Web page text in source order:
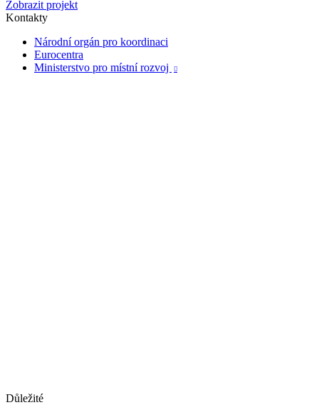
Zobrazit projekt
Kontakty
Národní orgán pro koordinaci
Eurocentra
Ministerstvo pro místní rozvoj

Důležité